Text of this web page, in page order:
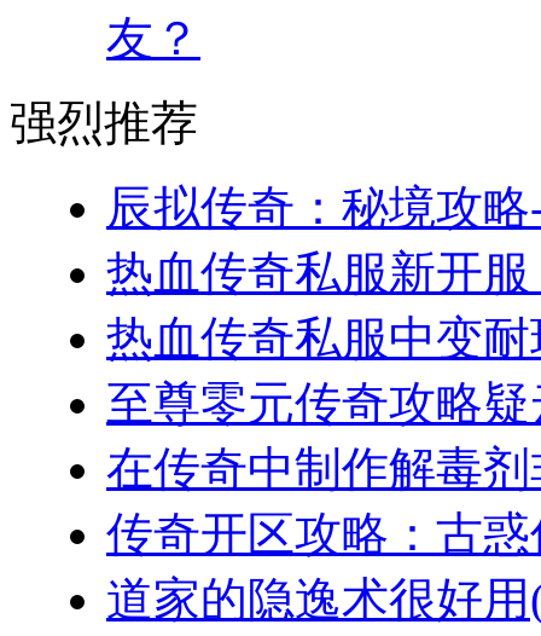
友？
强烈推荐
辰拟传奇：秘境攻
热血传奇私服新开
热血传奇私服中变
至尊零元传奇攻略
在传奇中制作解毒
传奇开区攻略：古
道家的隐逸术很好用